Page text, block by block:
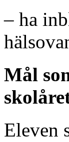
– ha
Mål
Eleven